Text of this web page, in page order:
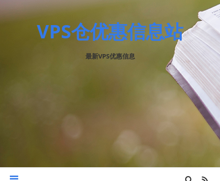
VPS仓优惠信息站
最新VPS优惠信息